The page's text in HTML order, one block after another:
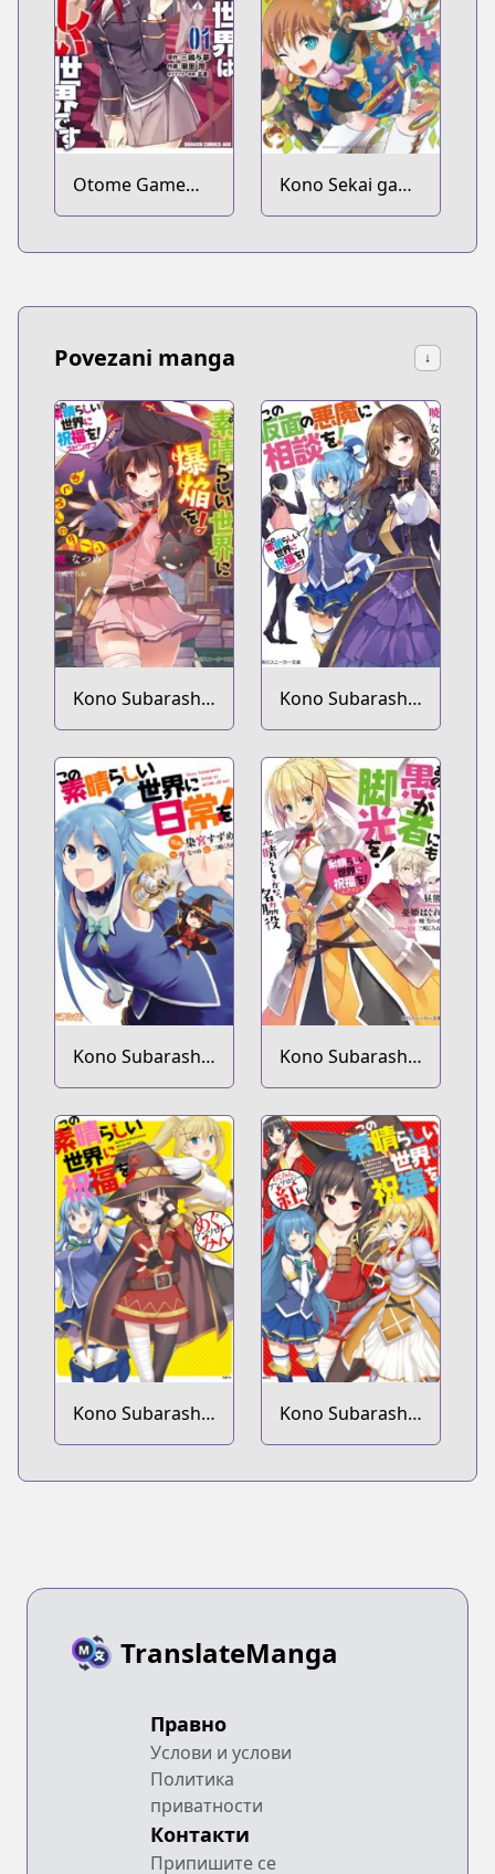
Otome Game
Sekai wa Mob ni
Kono Sekai ga
Game da to Ore
Povezani manga ↓
Kono Subarashii
Sekai ni
Shukufuku wo!
Spin-off: Kono
Subarashii Sekai
ni Bakuen wo!
Kono Subarashii
Sekai ni
Shukufuku wo!
Spin-off: Kono
Kamen no
Akuma ni
Soudan wo!
Kono Subarashii
Sekai ni Nichijou
wo!
Kono Subarashii
Sekai ni
Shukufuku wo!
Extra: Ano
Orokamono ni
mo Kyakkou wo!
Kono Subarashii
Sekai ni
Kono Subarashii
Sekai ni
TranslateManga
Правно
Услови и услови
Политика
приватности
Контакти
Припишите се